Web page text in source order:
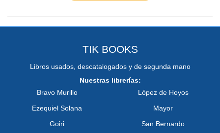
TIK BOOKS
Libros usados, descatalogados y de segunda mano
Nuestras librerías:
Bravo Murillo
Ezequiel Solana
Goiri
López de Hoyos
Mayor
San Bernardo